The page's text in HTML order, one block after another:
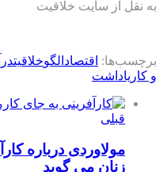
به نقل از سایت خلاقیت
برچسب‌ها: اقتصاد الگوخلاقیت
و کار یاداشت
قبلی
مولاوردی درباره
زنان می گوید